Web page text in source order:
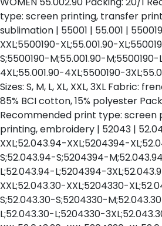
type: screen printing, transfer
sublimation | 55001 | 55.001 |
XXL;5500190-XL;55.001.90-
S;5500190-M;55.001.90-M;5500190-
4XL;55.001.90-4XL;5500190-
Sizes: S, M, L, XL, XXL, 3XL Fabric:
85% BCI cotton, 15% polyester
Recommended print type: screen
printing, embroidery | 52043 |
XXL;52.043.94-XXL;5204394-
S;52.043.94-S;5204394-
L;52.043.94-L;5204394-
XXL;52.043.30-XXL;5204330-
S;52.043.30-S;5204330-
L;52.043.30-L;5204330-